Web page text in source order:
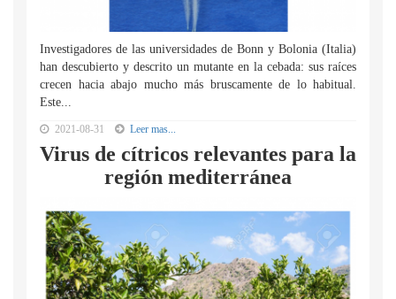
Investigadores de las universidades de Bonn y Bolonia (Italia)
han descubierto y descrito un mutante en la cebada: sus raíces
crecen hacia abajo mucho más bruscamente de lo habitual.
Este...
2021-08-31 Leer mas...
Virus de cítricos relevantes para la
región mediterránea